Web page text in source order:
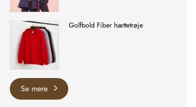
Golfbold Fiber hættetrøje
Se mere